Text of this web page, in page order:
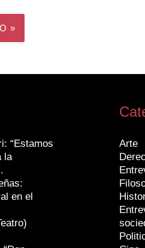
“Estamos
la
en el
Arte